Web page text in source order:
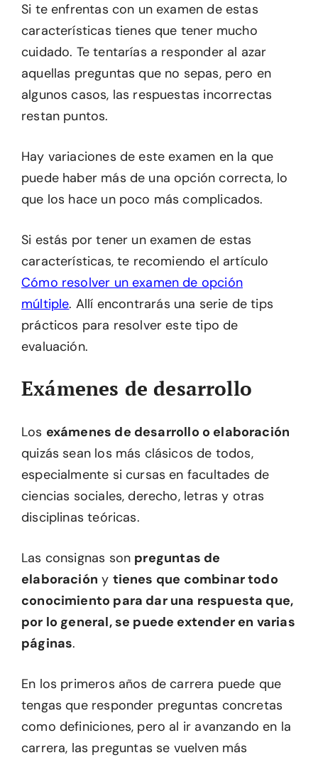
Si te enfrentas con un examen de estas
características tienes que tener mucho
cuidado. Te tentarías a responder al azar
aquellas preguntas que no sepas, pero en
algunos casos, las respuestas incorrectas
restan puntos.
Hay variaciones de este examen en la que
puede haber más de una opción correcta, lo
que los hace un poco más complicados.
Si estás por tener un examen de estas
características, te recomiendo el artículo
Cómo resolver un examen de opción
múltiple. Allí encontrarás una serie de tips
prácticos para resolver este tipo de
evaluación.
Exámenes de desarrollo
Los exámenes de desarrollo o elaboración
quizás sean los más clásicos de todos,
especialmente si cursas en facultades de
ciencias sociales, derecho, letras y otras
disciplinas teóricas.
Las consignas son preguntas de
elaboración y tienes que combinar todo
conocimiento para dar una respuesta que,
por lo general, se puede extender en varias
páginas.
En los primeros años de carrera puede que
tengas que responder preguntas concretas
como definiciones, pero al ir avanzando en la
carrera, las preguntas se vuelven más